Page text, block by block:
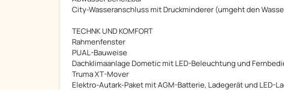
City-Wasseranschluss mit Druckminderer (umgeht den
TECHNK UND KOMFORT
Rahmenfenster
PUAL-Bauweise
Dachklimaanlage Dometic mit LED-Beleuchtung und
Truma XT-Mover
Elektro-Autark-Paket mit AGM-Batterie, Ladegerät und LED-